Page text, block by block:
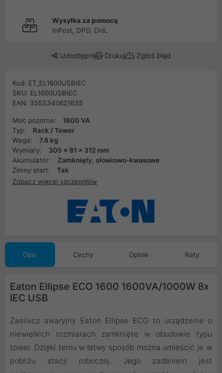
Wysyłka za pomocą
InPost, DPD, DHL
Udostępnij Drukuj Zgłoś błąd
Kod: ET_EL1600USBIEC
SKU: EL1600USBIEC
EAN: 3553340621635
Moc pozorna:
1600 VA
Typ:
Rack / Tower
Waga:
7.8 kg
Wymiary:
305 x 81 x 312 mm
Akumulator:
Zamknięty, ołowiowo-kwasowe
Zimny start:
Tak
Zobacz więcej szczegółów
Opis Cechy Opinie Raty
Eaton Ellipse ECO 1600 1600VA/1000W 8x
IEC USB
Zasilacz awaryjny Eaton Ellipse ECO to urządzenie o
niewielkich rozmiarach zamknięte w obudowie typu
tower. Dzięki temu w łatwy sposób można umieścić je w
pobliżu stacji roboczej. Jego zadaniem jest